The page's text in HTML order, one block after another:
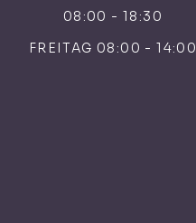
08:00 - 18:30
FREITAG 08:00 - 14:00